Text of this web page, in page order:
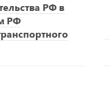
РФ в
РФ